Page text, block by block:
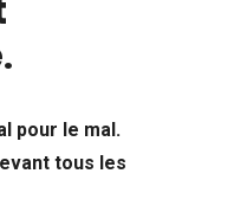
.
pour le mal.
tous les